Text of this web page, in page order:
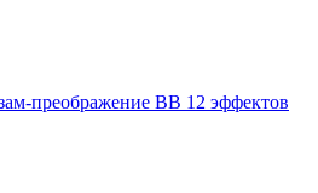
преображение BB 12 эффектов